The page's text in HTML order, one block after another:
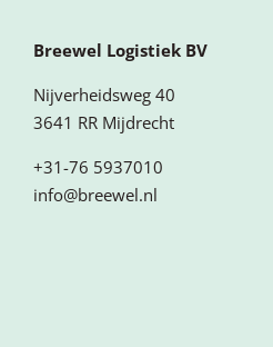
Breewel Logistiek BV
Nijverheidsweg 40
3641 RR Mijdrecht
+31-76 5937010
info@breewel.nl